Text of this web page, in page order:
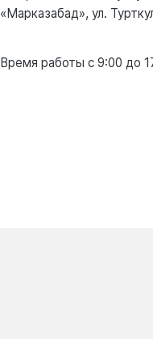
«Марказабад», ул.
Время работы с 9:00 до